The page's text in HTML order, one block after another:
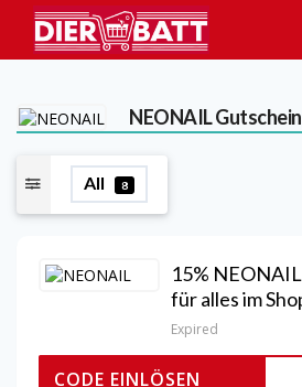
NEONAIL
All 8
15%
für alles im
Expired
CODE EINLÖSEN